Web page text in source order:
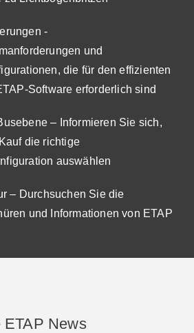
-
und
die für den effizienten
Software erforderlich sind
– Informieren Sie sich,
die richtige
auswählen
– Durchsuchen Sie die
und Informationen von ETAP
News